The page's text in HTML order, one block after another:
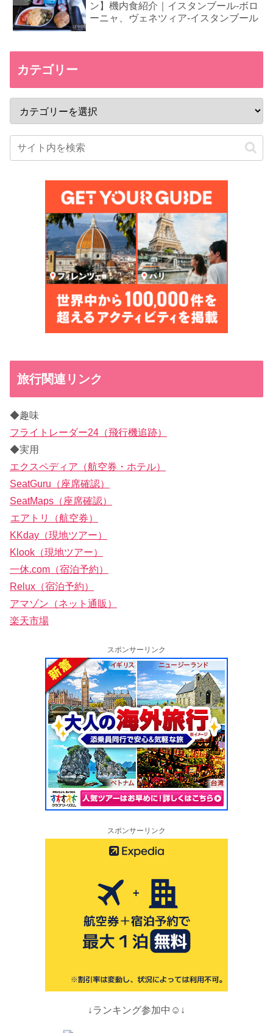
ン】機内食紹介｜イスタンブール-ボロ
ーニャ、ヴェネツィア-イスタンブール
カテゴリー
旅行関連リンク
◆趣味
フライトレーダー24（飛行機追跡）
◆実用
エクスペディア（航空券・ホテル）
SeatGuru（座席確認）
SeatMaps（座席確認）
エアトリ（航空券）
KKday（現地ツアー）
Klook（現地ツアー）
一休.com（宿泊予約）
Relux（宿泊予約）
アマゾン（ネット通販）
楽天市場
スポンサーリンク
スポンサーリンク
↓ランキング参加中☺↓